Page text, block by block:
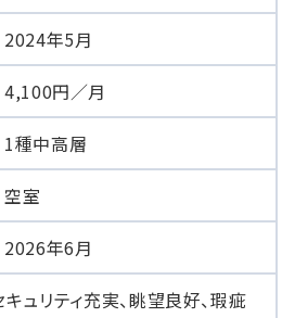
2024年5月
4,100円／月
1種中高層
空室
2026年6月
ュリティ充実、眺望良好、瑕疵